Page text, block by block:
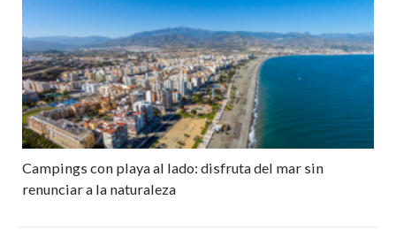
Campings con playa al lado: disfruta del mar sin
renunciar a la naturaleza